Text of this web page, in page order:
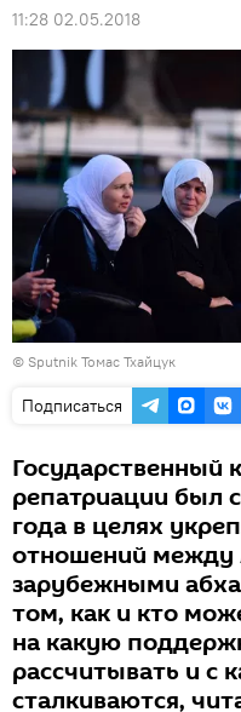
11:28 02.05.2018
© Sputnik Томас Тхайцук
Подписаться
Государственный
репатриации был
года в целях
отношений между
зарубежными
том, как и кто
на какую
рассчитывать и с
сталкиваются,